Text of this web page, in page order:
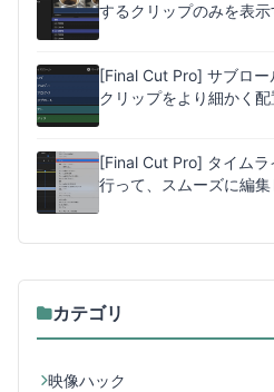
するクリップのみを表示
[Final Cut Pro] サブロ
クリップをより細かく
[Final Cut Pro] タイム
行って、スムーズに編集
カテゴリ
映像ハック